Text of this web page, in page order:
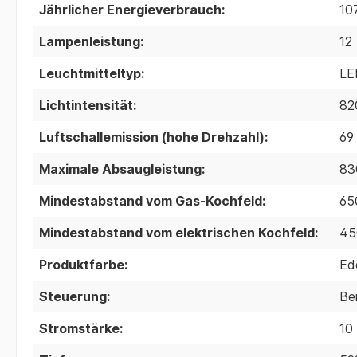
Jährlicher Energieverbrauch:
Lampenleistung:
12
Leuchtmitteltyp:
Lichtintensität:
Luftschallemission (hohe Drehzahl):
69
Maximale Absaugleistung:
Mindestabstand vom Gas-Kochfeld:
Mindestabstand vom elektrischen Kochfeld:
Produktfarbe:
Steuerung:
Stromstärke:
10